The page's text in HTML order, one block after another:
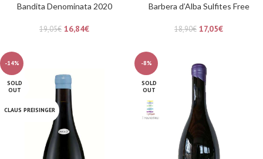
Bandita Denominata 2020
19,05€ 16,84€
Barbera d’Alba Sulfites Free
18,90€ 17,05€
-14%
SOLD
OUT
CLAUS PREISINGER
-8%
SOLD
OUT